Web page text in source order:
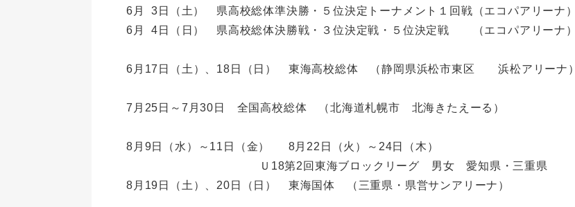
6月 3日（土） 県高校総体準決勝・５位決定トーナメント１回戦（エコパアリーナ）
6月 4日（日） 県高校総体決勝戦・３位決定戦・５位決定戦 （エコパアリーナ）
6月17日（土）、18日（日） 東海高校総体 （静岡県浜松市東区 浜松アリーナ）
7月25日～7月30日 全国高校総体 （北海道札幌市 北海きたえーる）
8月9日（水）～11日（金） 8月22日（火）～24日（木）
Ｕ18第2回東海ブロックリーグ 男女 愛知県・三重県
8月19日（土）、20日（日） 東海国体 （三重県・県営サンアリーナ）